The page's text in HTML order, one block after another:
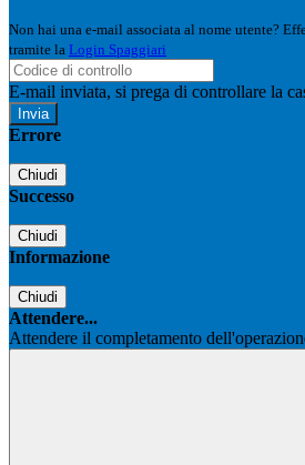
Non hai una e-mail associata al nome utente?
tramite la Login Spaggiari
E-mail inviata, si prega di controllare la
Errore
Chiudi
Successo
Chiudi
Informazione
Chiudi
Attendere...
Attendere il completamento